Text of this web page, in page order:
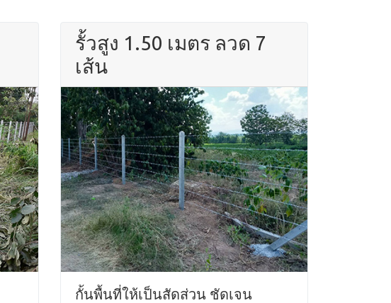
รั้วสูง 1.50 เมตร ลวด 7
เส้น
กั้นพื้นที่ให้เป็นสัดส่วน ชัดเจน